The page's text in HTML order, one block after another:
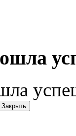
Закрыть